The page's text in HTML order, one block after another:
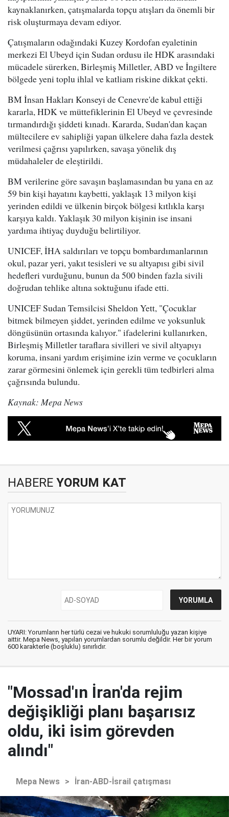
kaynaklanırken, çatışmalarda topçu atışları da önemli bir
risk oluşturmaya devam ediyor.
Çatışmaların odağındaki Kuzey Kordofan eyaletinin
merkezi El Ubeyd için Sudan ordusu ile HDK arasındaki
mücadele sürerken, Birleşmiş Milletler, ABD ve İngiltere
bölgede yeni toplu ihlal ve katliam riskine dikkat çekti.
BM İnsan Hakları Konseyi de Cenevre'de kabul ettiği
kararla, HDK ve müttefiklerinin El Ubeyd ve çevresinde
tırmandırdığı şiddeti kınadı. Kararda, Sudan'dan kaçan
mültecilere ev sahipliği yapan ülkelere daha fazla destek
verilmesi çağrısı yapılırken, savaşa yönelik dış
müdahaleler de eleştirildi.
BM verilerine göre savaşın başlamasından bu yana en az
59 bin kişi hayatını kaybetti, yaklaşık 13 milyon kişi
yerinden edildi ve ülkenin birçok bölgesi kıtlıkla karşı
karşıya kaldı. Yaklaşık 30 milyon kişinin ise insani
yardıma ihtiyaç duyduğu belirtiliyor.
UNICEF, İHA saldırıları ve topçu bombardımanlarının
okul, pazar yeri, yakıt tesisleri ve su altyapısı gibi sivil
hedefleri vurduğunu, bunun da 500 binden fazla sivili
doğrudan tehlike altına soktuğunu ifade etti.
UNICEF Sudan Temsilcisi Sheldon Yett, "Çocuklar
bitmek bilmeyen şiddet, yerinden edilme ve yoksunluk
döngüsünün ortasında kalıyor." ifadelerini kullanırken,
Birleşmiş Milletler taraflara sivilleri ve sivil altyapıyı
koruma, insani yardım erişimine izin verme ve çocukların
zarar görmesini önlemek için gerekli tüm tedbirleri alma
çağrısında bulundu.
Kaynak: Mepa News
HABERE YORUM KAT
UYARI: Yorumların her türlü cezai ve hukuki sorumluluğu yazan kişiye
aittir. Mepa News, yapılan yorumlardan sorumlu değildir. Her bir yorum
600 karakterle (boşluklu) sınırlıdır.
"Mossad'ın İran'da rejim
değişikliği planı başarısız
oldu, iki isim görevden
alındı"
Mepa News > İran-ABD-İsrail çatışması